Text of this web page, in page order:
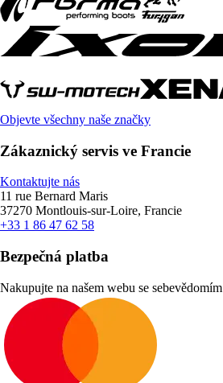
Objevte všechny naše značky
Zákaznický servis ve Francie
Kontaktujte nás
11 rue Bernard Maris
37270 Montlouis-sur-Loire, Francie
+33 1 86 47 62 58
Bezpečná platba
Nakupujte na našem webu se sebevědomím